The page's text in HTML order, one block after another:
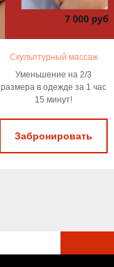
Скульптурный массаж
Уменьшение на 2/3
размера в одежде за 1 час
15 минут!
Забронировать